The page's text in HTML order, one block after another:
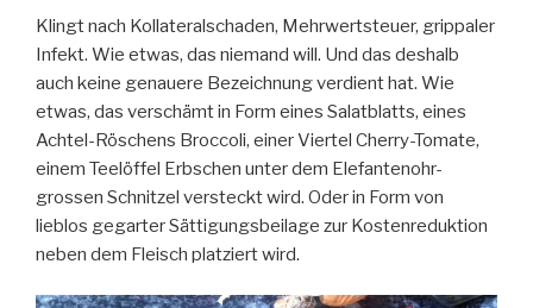
Klingt nach Kollateralschaden, Mehrwertsteuer, grippaler
Infekt. Wie etwas, das niemand will. Und das deshalb
auch keine genauere Bezeichnung verdient hat. Wie
etwas, das verschämt in Form eines Salatblatts, eines
Achtel-Röschens Broccoli, einer Viertel Cherry-Tomate,
einem Teelöffel Erbschen unter dem Elefantenohr-
grossen Schnitzel versteckt wird. Oder in Form von
lieblos gegarter Sättigungsbeilage zur Kostenreduktion
neben dem Fleisch platziert wird.